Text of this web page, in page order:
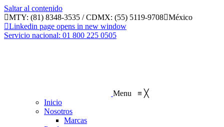
Saltar al contenido
MTY: (81) 8348-3535 / CDMX: (55) 5119-9708 México
Linkedin page opens in new window
Servicio nacional: 01 800 225 0505
Menu ≡ ╳
Inicio
Nosotros
Marcas